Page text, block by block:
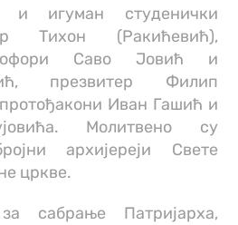
и игуман студенички
Тихон (Ракићевић),
Саво Јовић и
презвитер Филип
Иван Гашић и
Молитвено су
архијереји Свете
цркве.
сабрање Патријарха,